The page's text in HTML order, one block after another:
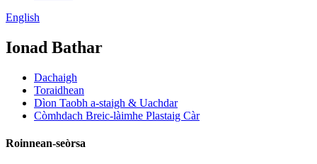
English
Ionad Bathar
Dachaigh
Toraidhean
Dìon Taobh a-staigh & Uachdar
Còmhdach Breic-làimhe Plastaig Càr
Roinnean-seòrsa